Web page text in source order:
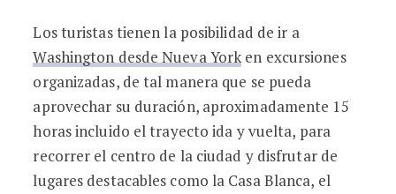
Los turistas tienen la posibilidad de ir a
Washington desde Nueva Yorken excursiones
organizadas, de tal manera que se pueda
aprovechar su duración, aproximadamente 15
horas incluido el trayecto ida y vuelta, para
recorrer el centro de la ciudad y disfrutar de
lugares destacables como la Casa Blanca, el